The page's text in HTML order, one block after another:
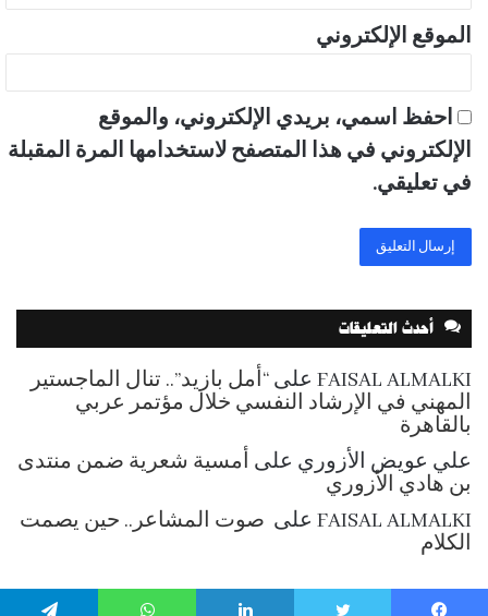
الموقع الإلكتروني
احفظ اسمي، بريدي الإلكتروني، والموقع
الإلكتروني في هذا المتصفح لاستخدامها المرة المقبلة
في تعليقي.
أحدث التعليقات
FAISAL ALMALKI على “أمل بازيد”.. تنال الماجستير
المهني في الإرشاد النفسي خلال مؤتمر عربي
بالقاهرة
علي عويض الأزوري على أمسية شعرية ضمن منتدى
بن هادي الأزوري
FAISAL ALMALKI على صوت المشاعر.. حين يصمت
الكلام